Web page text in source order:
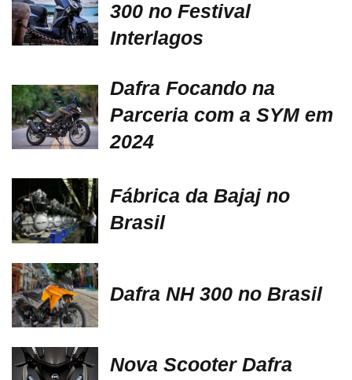
300 no Festival
Interlagos
Dafra Focando na
Parceria com a SYM em
2024
Fábrica da Bajaj no
Brasil
Dafra NH 300 no Brasil
Nova Scooter Dafra